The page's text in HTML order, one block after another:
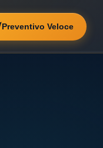
Preventivo Veloce